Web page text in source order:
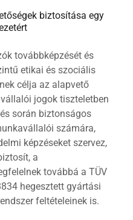
biztosítása egy
továbbképzését és
etikai és szociális
célja az alapvető
jogok tiszteletben
során biztonságos
számára,
képzéseket szervez,
a
továbbá a TÜV
hegesztett gyártási
feltételeinek is.